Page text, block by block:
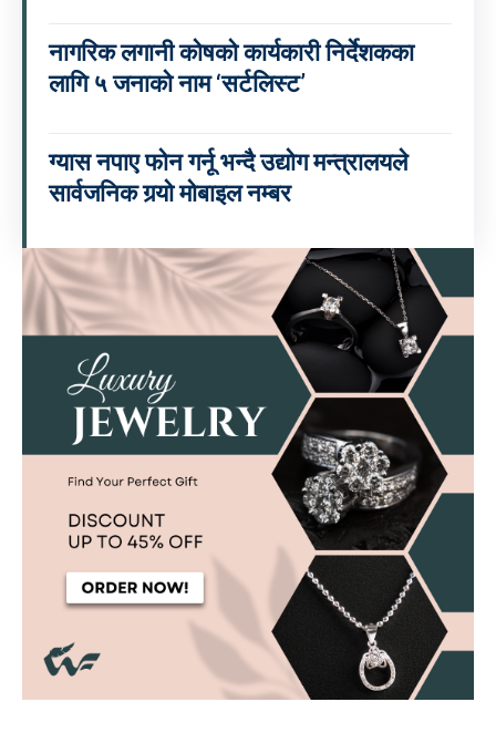
नागरिक लगानी कोषको कार्यकारी निर्देशकका
लागि ५ जनाको नाम ‘सर्टलिस्ट’
ग्यास नपाए फोन गर्नू भन्दै उद्योग मन्त्रालयले
सार्वजनिक गर्‍यो मोबाइल नम्बर